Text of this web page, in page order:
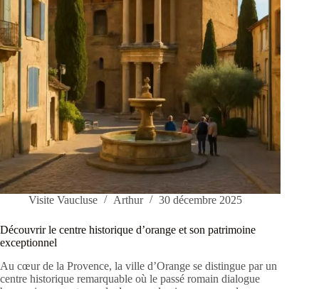
Visite Vaucluse Arthur 30 décembre 2025
Découvrir le centre historique d’orange et son patrimoine
exceptionnel
Au cœur de la Provence, la ville d’Orange se distingue par un
centre historique remarquable où le passé romain dialogue